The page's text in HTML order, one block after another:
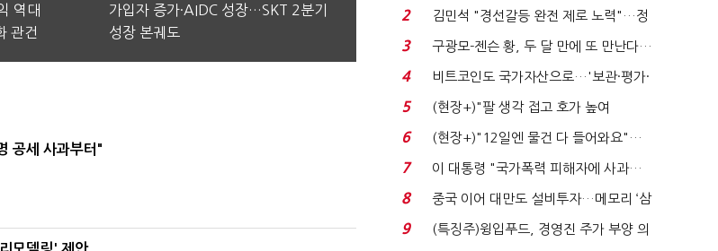
역대
관건
가입자 증가·AIDC 성장…SKT 2분기
성장 본궤도
공세 사과부터"
는 추가투표 때리기...
2
김민석 "경선갈등 완전 제로 노력"…정
청래 "반명 공세 사...
3
구광모-젠슨 황, 두 달 만에 또 만난다…
로봇·AI 등 논...
4
비트코인도 국가자산으로…'보관·평가·
처분' 기준은 ...
5
(현장+)"팔 생각 접고 호가 높여
요"…'덜 똘똘한 한 채' 20...
6
(현장+)"12일엔 물건 다 들어와요"…
빈 매대 채우며 문 연 ...
7
이 대통령 "국가폭력 피해자에 사과…
적극적 조사로 진...
8
중국 이어 대만도 설비투자…메모리 ‘삼
국전쟁’
9
(특징주)윙입푸드, 경영진 주가 부양 의